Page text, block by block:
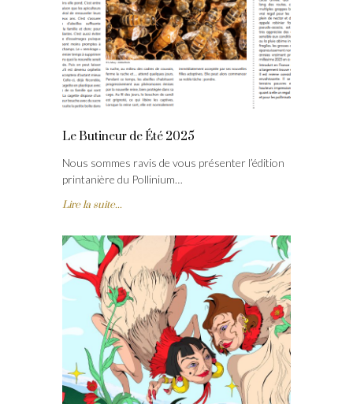
Le Butineur de Été 2025
Nous sommes ravis de vous présenter l’édition
printanière du Pollinium…
Lire la suite...